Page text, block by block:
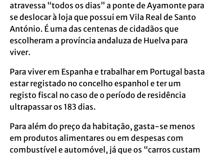
atravessa “todos os dias” a ponte de Ayamonte para
se deslocar à loja que possui em Vila Real de Santo
António. É uma das centenas de cidadãos que
escolheram a província andaluza de Huelva para
viver.
Para viver em Espanha e trabalhar em Portugal basta
estar registado no concelho espanhol e ter um
registo fiscal no caso de o período de residência
ultrapassar os 183 dias.
Para além do preço da habitação, gasta-se menos
em produtos alimentares ou em despesas com
combustível e automóvel, já que os “carros custam